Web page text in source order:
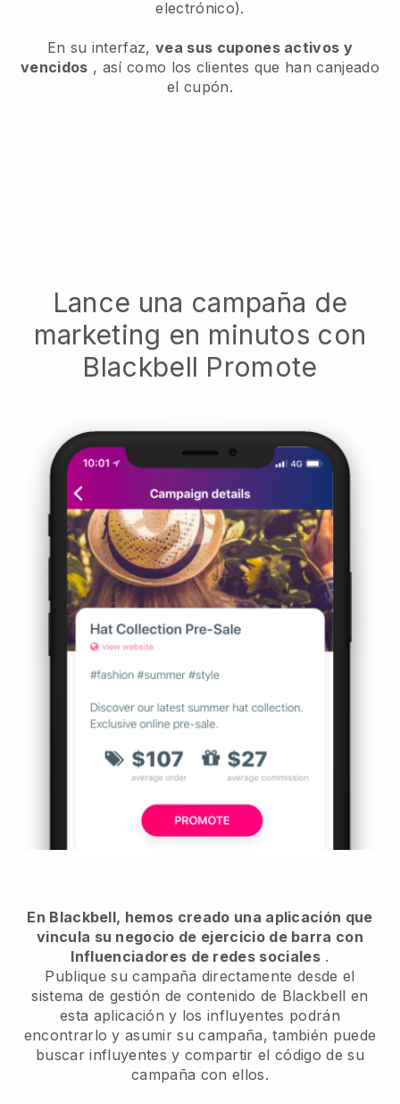
electrónico).
En su interfaz,vea sus cupones activos y
vencidos , así como los clientes que han canjeado
el cupón.
Lance una campaña de
marketing en minutos con
Blackbell Promote
En Blackbell, hemos creado una aplicación que
vincula su negocio de ejercicio de barra con
Influenciadores de redes sociales .
Publique su campaña directamente desde el
sistema de gestión de contenido de Blackbell en
esta aplicación y los influyentes podrán
encontrarlo y asumir su campaña, también puede
buscar influyentes y compartir el código de su
campaña con ellos.